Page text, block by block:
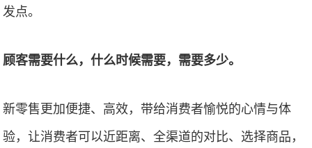
发点。
顾客需要什么，什么时候需要，需要多少。
新零售更加便捷、高效，带给消费者愉悦的心情与体
验，让消费者可以近距离、全渠道的对比、选择商品，